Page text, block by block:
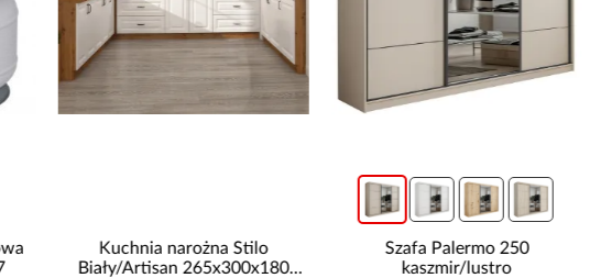
Kuchnia narożna Stilo
Biały/Artisan 265x300x180
Szafa Palermo 250
kaszmir/lustro